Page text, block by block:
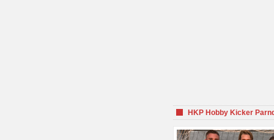
HKP Hobby Kicker